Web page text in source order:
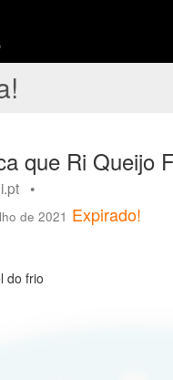
que Ri Queijo
•
de 2021 Expirado!
do frio